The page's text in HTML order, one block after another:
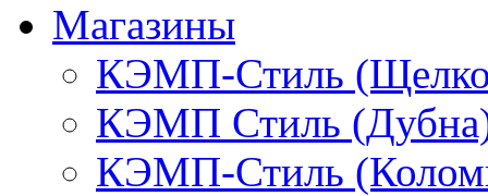
Магазины
КЭМП-Стиль
КЭМП Стиль
КЭМП-Стиль